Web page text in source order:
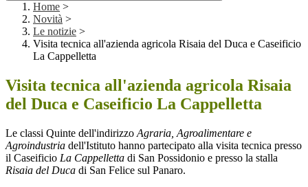
Home >
Novità >
Le notizie >
Visita tecnica all'azienda agricola Risaia del Duca e Caseificio
La Cappelletta
Visita tecnica all'azienda agricola Risaia
del Duca e Caseificio La Cappelletta
Le classi Quinte dell'indirizzo Agraria, Agroalimentare e
Agroindustria dell'Istituto hanno partecipato alla visita tecnica presso
il Caseificio La Cappelletta di San Possidonio e presso la stalla
Risaia del Duca di San Felice sul Panaro.